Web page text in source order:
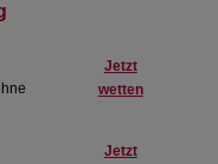
Jetzt
wetten
Jetzt